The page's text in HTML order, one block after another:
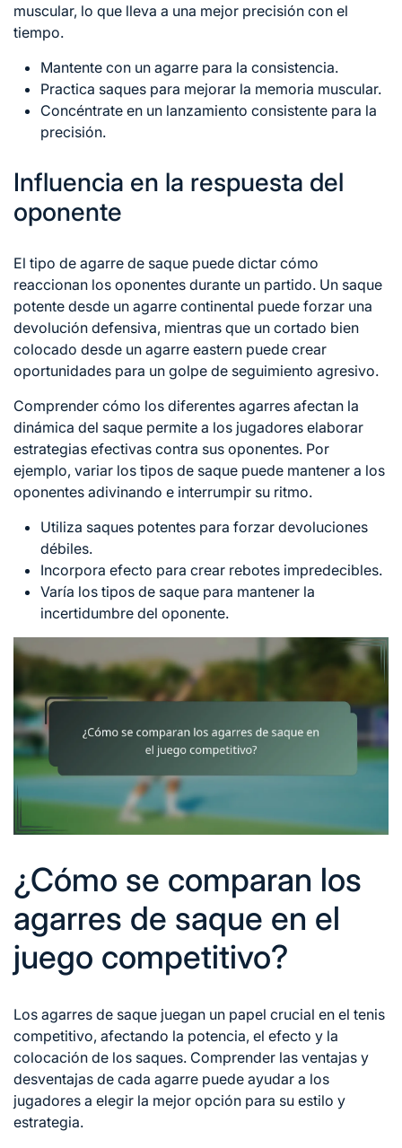
muscular, lo que lleva a una mejor precisión con el
tiempo.
Mantente con un agarre para la consistencia.
Practica saques para mejorar la memoria muscular.
Concéntrate en un lanzamiento consistente para la
precisión.
Influencia en la respuesta del
oponente
El tipo de agarre de saque puede dictar cómo
reaccionan los oponentes durante un partido. Un saque
potente desde un agarre continental puede forzar una
devolución defensiva, mientras que un cortado bien
colocado desde un agarre eastern puede crear
oportunidades para un golpe de seguimiento agresivo.
Comprender cómo los diferentes agarres afectan la
dinámica del saque permite a los jugadores elaborar
estrategias efectivas contra sus oponentes. Por
ejemplo, variar los tipos de saque puede mantener a los
oponentes adivinando e interrumpir su ritmo.
Utiliza saques potentes para forzar devoluciones
débiles.
Incorpora efecto para crear rebotes impredecibles.
Varía los tipos de saque para mantener la
incertidumbre del oponente.
¿Cómo se comparan los
agarres de saque en el
juego competitivo?
Los agarres de saque juegan un papel crucial en el tenis
competitivo, afectando la potencia, el efecto y la
colocación de los saques. Comprender las ventajas y
desventajas de cada agarre puede ayudar a los
jugadores a elegir la mejor opción para su estilo y
estrategia.